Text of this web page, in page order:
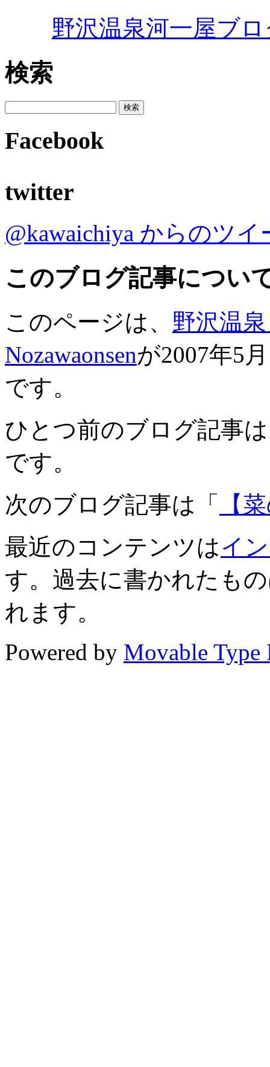
野沢温泉河一屋ブ
検索
Facebook
twitter
@kawaichiya からのツイ
このブログ記事につい
このページは、 野沢温
Nozawaonsenが2007年5
です。
ひとつ前のブログ記事
です。
次のブログ記事は「
【
最近のコンテンツはイ
す。過去に書かれたも
れます。
Powered by Movable Type